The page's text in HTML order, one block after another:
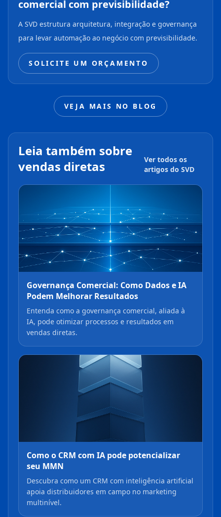
comercial com previsibilidade?
A SVD estrutura arquitetura, integração e governança
para levar automação ao negócio com previsibilidade.
SOLICITE UM ORÇAMENTO
VEJA MAIS NO BLOG
Leia também sobre
vendas diretas
Ver todos os
artigos do SVD
Governança Comercial: Como Dados e IA
Podem Melhorar Resultados
Entenda como a governança comercial, aliada à
IA, pode otimizar processos e resultados em
vendas diretas.
Como o CRM com IA pode potencializar
seu MMN
Descubra como um CRM com inteligência artificial
apoia distribuidores em campo no marketing
multinível.